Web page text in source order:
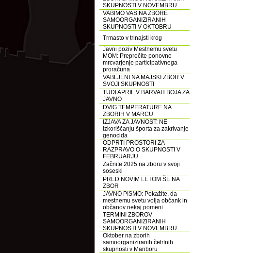
SKUPNOSTI V NOVEMBRU
VABIMO VAS NA ZBORE
SAMOORGANIZIRANIH
SKUPNOSTI V OKTOBRU
Trmasto v trinajsti krog
Javni poziv Mestnemu svetu
MOM: Preprečite ponovno
mrcvarjenje participativnega
proračuna
VABLJENI NA MAJSKI ZBOR V
SVOJI SKUPNOSTI
TUDI APRIL V BARVAH BOJA ZA
JAVNO
DVIG TEMPERATURE NA
ZBORIH V MARCU
IZJAVA ZA JAVNOST: NE
izkoriščanju športa za zakrivanje
genocida
ODPRTI PROSTORI ZA
RAZPRAVO O SKUPNOSTI V
FEBRUARJU
Začnite 2025 na zboru v svoji
soseski
PRED NOVIM LETOM ŠE NA
ZBOR
JAVNO PISMO: Pokažite, da
mestnemu svetu volja občank in
občanov nekaj pomeni
TERMINI ZBOROV
SAMOORGANIZIRANIH
SKUPNOSTI V NOVEMBRU
Oktober na zborih
samoorganiziranih četrtnih
skupnosti v Mariboru